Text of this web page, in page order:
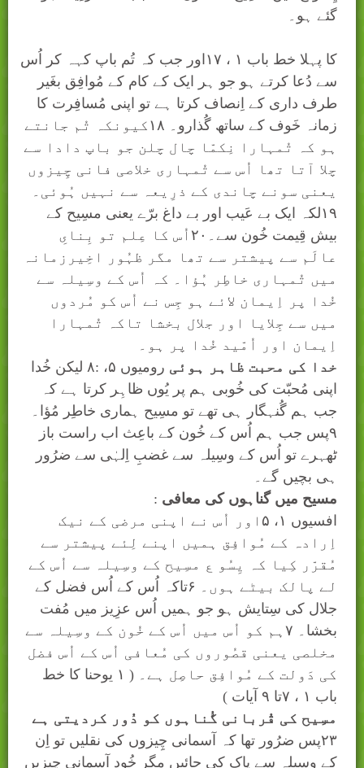
گئے ہو۔
کا پہلا خط باب ۱ ، ۱۷
اور جب کہ تُم باپ کہہ کر اُس
سے دُعا کرتے ہو جو ہر ایک کے کام کے مُوافِق بغَیر
طرف داری کے اِنصاف کرتا ہے تو اپنی مُسافِرت کا
زمانہ خَوف کے ساتھ گُذارو۔ ۱۸کیونکہ تُم جانتے
ہو کہ تُمہارا نِکمّا چال چلن جو باپ دادا سے
چلا آتا تھا اُس سے تُمہاری خلاصی فانی چِیزوں
یعنی سونے چاندی کے ذرِیعہ سے نہیں ہُوئی۔
۱۹لکہ ایک بے عَیب اور بے داغ برّے یعنی مسِیح کے
بیش قِیمت خُون سے۔۲۰اُس کا عِلم تو بِنایِ
عالَم سے پیشتر سے تھا مگر ظہُور اخِیرزمانہ
میں تُمہاری خاطِر ہُؤا۔ کہ اُس کے وسِیلہ سے
خُدا پر اِیمان لائے ہو جِس نے اُس کو مُردوں
میں سے جِلایا اور جلال بخشا تاکہ تُمہارا
اِیمان اور اُمّید خُدا پر ہو۔
خدا کی محبت ظاہر ہوئی رومیوں ۵
، :۸ لیکن خُدا
اپنی مُحبّت کی خُوبی ہم پر یُوں ظاہِر کرتا ہے کہ
جب ہم گُنہگار ہی تھے تو مسِیح ہماری خاطِر مُؤا۔
۹پس جب ہم اُس کے خُون کے باعِث اب راست باز
ٹھہرے تو اُس کے وسِیلہ سے غضبِ اِلہٰی سے ضرُور
ہی بچیں گے۔
مسیح میں گناہوں کی معافی :
افسیوں ۱
، ۵اور اُس نے اپنی مرضی کے نیک
اِرادہ کے مُوافِق ہمیں اپنے لِئے پیشتر سے
مُقرّر کِیا کہ یِسُو ع مسِیح کے وسِیلہ سے اُس کے
لے پالک بیٹے ہوں۔ ۶تاکہ اُس کے اُس فضل کے
جلال کی سِتایش ہو جو ہمیں اُس عزِیز میں مُفت
بخشا۔ ۷ہم کو اُس میں اُس کے خُون کے وسِیلہ سے
مخلصی یعنی قصُوروں کی مُعافی اُس کے اُس فضل
کی دَولت کے مُوافِق حاصِل ہے۔ ( ۱ یوحنا کا خط
باب ۱ ، ۷تا ۹ آیات )
مسِیح کی قُربانی گُناہوں کو دُور کردیتی ہے
۲۳پس ضرُور تھا کہ آسمانی چِیزوں کی نقلیں تو اِن
کے وسِیلہ سے پاک کی جائیں مگر خُود آسمانی چِیزیں